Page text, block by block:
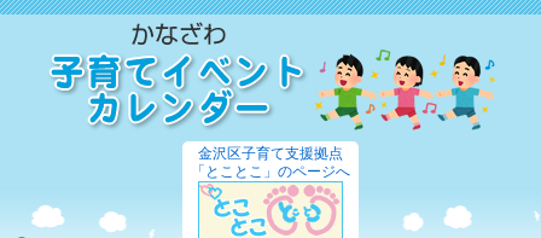
金沢区子育て支援拠点
「とことこ」のページへ